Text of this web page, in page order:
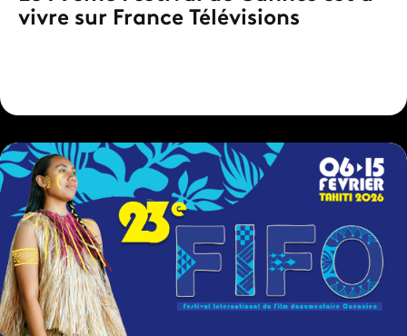
vivre sur France Télévisions